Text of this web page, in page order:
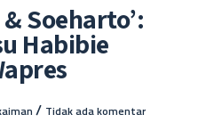
Soeharto’:
Habibie
/ Tidak ada komentar